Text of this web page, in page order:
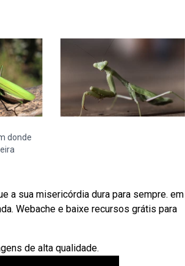
donde
a sua misericórdia dura para sempre. em
Webache e baixe recursos grátis para
de alta qualidade.